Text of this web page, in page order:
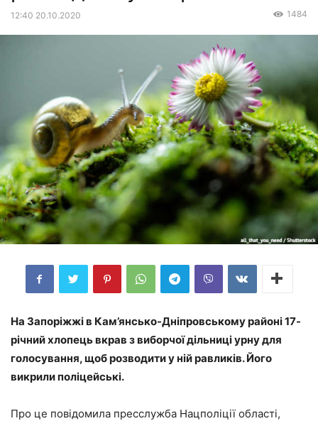
12:40 20.10.2020 1484
На Запоріжжі в Кам’янсько-Дніпровському районі 17-
річний хлопець вкрав з виборчої дільниці урну для
голосування, щоб розводити у ній равликів. Його
викрили поліцейські.
Про це повідомила пресслужба Нацполіції області,